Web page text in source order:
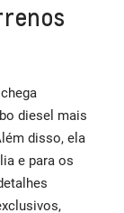
chega
diesel mais
disso, ela
e para os